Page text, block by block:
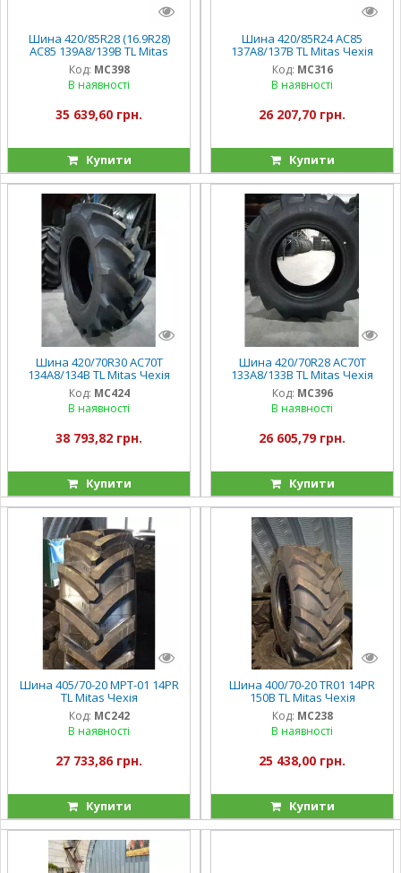
Шина 420/85R28 (16.9R28)
AC85 139A8/139B TL Mitas
Код: MC398
В наявності
35 639,60 грн.
Купити
Шина 420/85R24 AC85
137A8/137B TL Mitas Чехія
Код: MC316
В наявності
26 207,70 грн.
Купити
Шина 420/70R30 AC70T
134A8/134B TL Mitas Чехія
Код: MC424
В наявності
38 793,82 грн.
Купити
Шина 420/70R28 AC70T
133A8/133B TL Mitas Чехія
Код: MC396
В наявності
26 605,79 грн.
Купити
Шина 405/70-20 MPT-01 14PR
TL Mitas Чехія
Код: MC242
В наявності
27 733,86 грн.
Купити
Шина 400/70-20 TR01 14PR
150B TL Mitas Чехія
Код: MC238
В наявності
25 438,00 грн.
Купити